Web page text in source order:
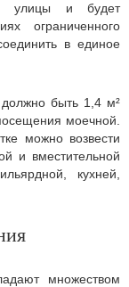
с улицы и будет
ограниченного
в единое
должно быть 1,4 м²
моечной.
можно возвести
и вместительной
кухней,
множеством